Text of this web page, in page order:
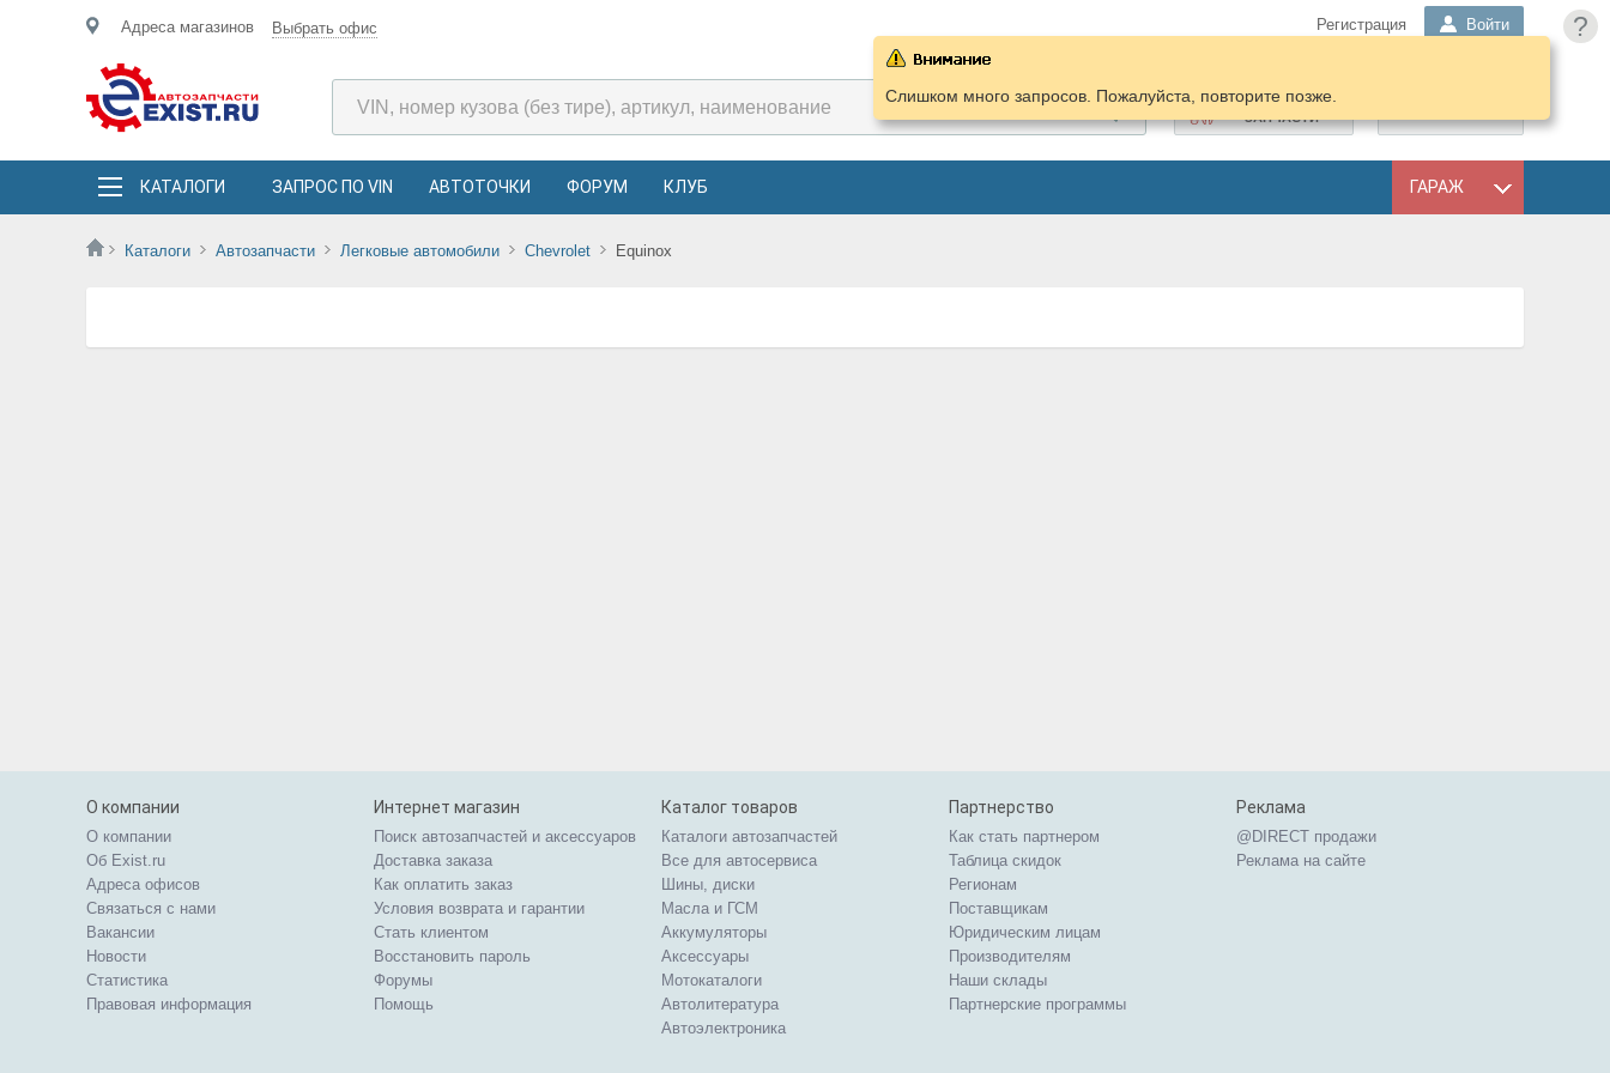
?
Адреса магазинов Выбрать офис Регистрация Войти
ПОДОБРАТЬ
ЗАПЧАСТИ
КАТАЛОГИ ЗАПРОС ПО VIN АВТОТОЧКИ ФОРУМ КЛУБ ГАРАЖ
Каталоги Автозапчасти Легковые автомобили Chevrolet Equinox
Слишком много запросов. Пожалуйста, повторите позже.
О компании
О компании
Об Exist.ru
Адреса офисов
Связаться с нами
Вакансии
Новости
Статистика
Правовая информация
Интернет магазин
Поиск автозапчастей и аксессуаров
Доставка заказа
Как оплатить заказ
Условия возврата и гарантии
Стать клиентом
Восстановить пароль
Форумы
Помощь
Каталог товаров
Каталоги автозапчастей
Все для автосервиса
Шины, диски
Масла и ГСМ
Аккумуляторы
Аксессуары
Мотокаталоги
Автолитература
Автоэлектроника
Партнерство
Как стать партнером
Таблица скидок
Регионам
Поставщикам
Юридическим лицам
Производителям
Наши склады
Партнерские программы
Реклама
@DIRECT продажи
Реклама на сайте